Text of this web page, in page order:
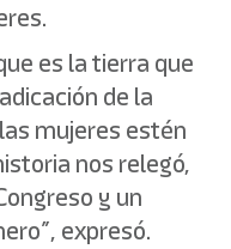
es la tierra que
de la
mujeres estén
nos relegó,
y un
expresó.